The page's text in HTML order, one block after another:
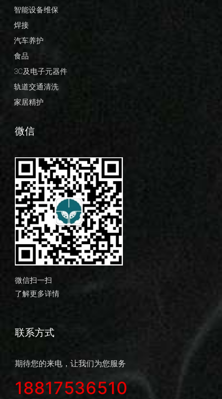
智能设备维保
焊接
汽车养护
食品
3C及电子元器件
轨道交通清洗
家居精护
微信
微信扫一扫
了解更多详情
联系方式
期待您的来电，让我们为您服务
18817536510